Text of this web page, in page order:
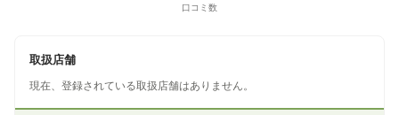
口コミ数
取扱店舗
現在、登録されている取扱店舗はありません。